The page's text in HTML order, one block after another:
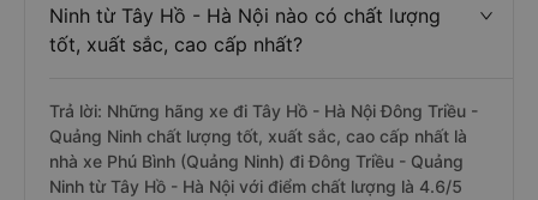
Ninh từ Tây Hồ - Hà Nội nào có chất lượng
tốt, xuất sắc, cao cấp nhất?
Trả lời: Những hãng xe đi Tây Hồ - Hà Nội Đông Triều -
Quảng Ninh chất lượng tốt, xuất sắc, cao cấp nhất là
nhà xe Phú Bình (Quảng Ninh) đi Đông Triều - Quảng
Ninh từ Tây Hồ - Hà Nội với điểm chất lượng là 4.6/5